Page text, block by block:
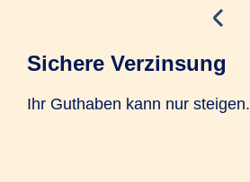
Sichere Verzinsung
Ihr Guthaben kann nur steigen.